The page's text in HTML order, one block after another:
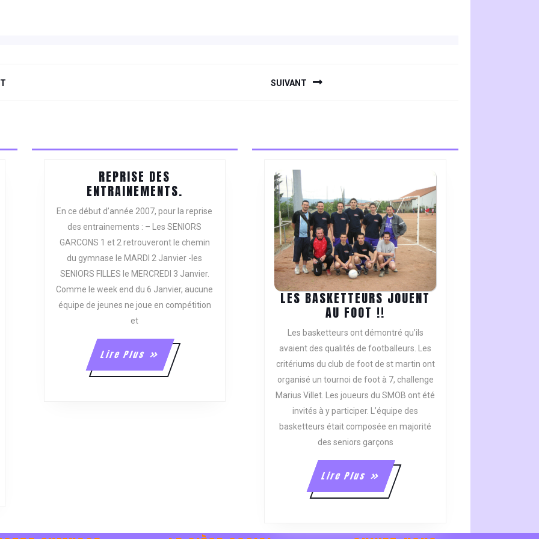
SUIVANT
REPRISE DES
ENTRAINEMENTS.
DES
ENTRAINEMENTS.
En ce début d’année 2007, pour la reprise
des entrainements : – Les SENIORS
GARCONS 1 et 2 retrouveront le chemin
du gymnase le MARDI 2 Janvier -les
SENIORS FILLES le MERCREDI 3 Janvier.
Comme le week end du 6 Janvier, aucune
équipe de jeunes ne joue en compétition
et
Lire Plus
Lire
Plus
LES BASKETTEURS JOUENT
AU FOOT !!
BASKETTEURS
JOUENT
AU
FOOT
!!
Les basketteurs ont démontré qu’ils
avaient des qualités de footballeurs. Les
critériums du club de foot de st martin ont
organisé un tournoi de foot à 7, challenge
Marius Villet. Les joueurs du SMOB ont été
invités à y participer. L’équipe des
basketteurs était composée en majorité
des seniors garçons
Lire Plus
Lire
Plus